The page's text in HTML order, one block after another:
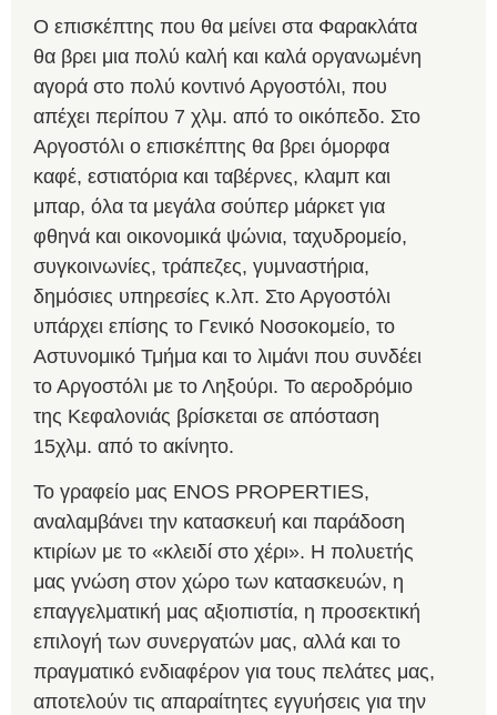
Ο επισκέπτης που θα μείνει στα Φαρακλάτα
θα βρει μια πολύ καλή και καλά οργανωμένη
αγορά στο πολύ κοντινό Αργοστόλι, που
απέχει περίπου 7 χλμ. από το οικόπεδο. Στο
Αργοστόλι ο επισκέπτης θα βρει όμορφα
καφέ, εστιατόρια και ταβέρνες, κλαμπ και
μπαρ, όλα τα μεγάλα σούπερ μάρκετ για
φθηνά και οικονομικά ψώνια, ταχυδρομείο,
συγκοινωνίες, τράπεζες, γυμναστήρια,
δημόσιες υπηρεσίες κ.λπ. Στο Αργοστόλι
υπάρχει επίσης το Γενικό Νοσοκομείο, το
Αστυνομικό Τμήμα και το λιμάνι που συνδέει
το Αργοστόλι με το Ληξούρι. Το αεροδρόμιο
της Κεφαλονιάς βρίσκεται σε απόσταση
15χλμ. από το ακίνητο.
Το γραφείο μας ENOS PROPERTIES,
αναλαμβάνει την κατασκευή και παράδοση
κτιρίων με το «κλειδί στο χέρι». Η πολυετής
μας γνώση στον χώρο των κατασκευών, η
επαγγελματική μας αξιοπιστία, η προσεκτική
επιλογή των συνεργατών μας, αλλά και το
πραγματικό ενδιαφέρον για τους πελάτες μας,
αποτελούν τις απαραίτητες εγγυήσεις για την